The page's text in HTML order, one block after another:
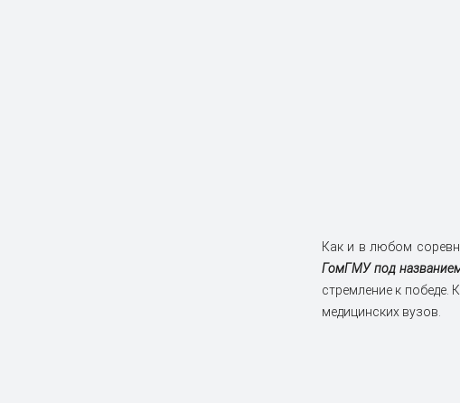
Как и в любом
ГомГМУ под названием
стремление к
медицинских вузов.